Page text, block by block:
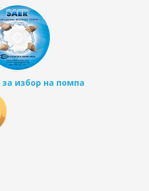
избор на помпа